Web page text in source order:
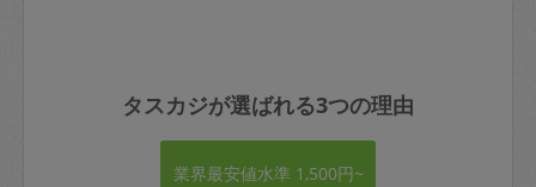
タスカジが選ばれる3つの理由
業界最安値水準 1,500円~